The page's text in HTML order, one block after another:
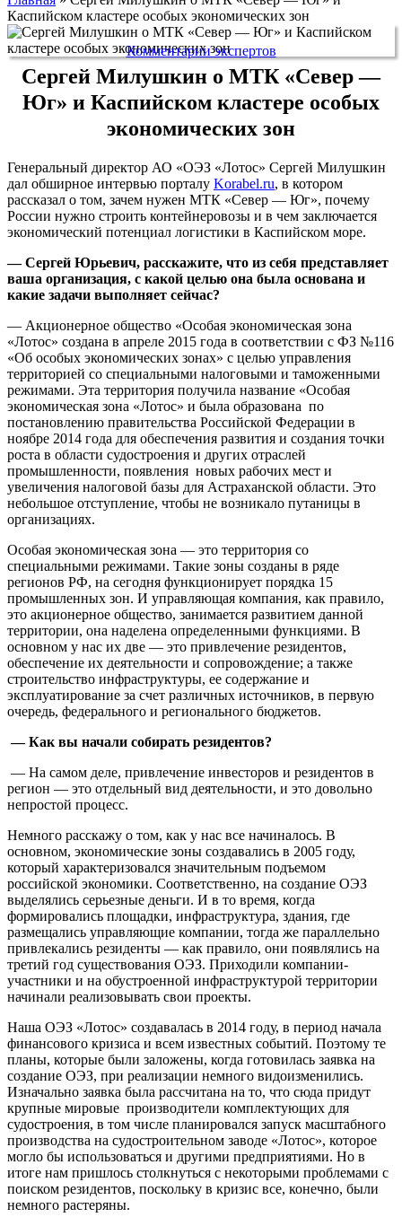
Каспийском кластере особых экономических зон
Комментарии экспертов
Сергей Милушкин о МТК «Север —
Юг» и Каспийском кластере особых
экономических зон
Генеральный директор АО «ОЭЗ «Лотос» Сергей Милушкин
дал обширное интервью порталу Korabel.ru, в котором
рассказал о том, зачем нужен МТК «Север — Юг», почему
России нужно строить контейнеровозы и в чем заключается
экономический потенциал логистики в Каспийском море.
— Сергей Юрьевич, расскажите, что из себя представляет
ваша организация, с какой целью она была основана и
какие задачи выполняет сейчас?
— Акционерное общество «Особая экономическая зона
«Лотос» создана в апреле 2015 года в соответствии с ФЗ №116
«Об особых экономических зонах» с целью управления
территорией со специальными налоговыми и таможенными
режимами. Эта территория получила название «Особая
экономическая зона «Лотос» и была образована по
постановлению правительства Российской Федерации в
ноябре 2014 года для обеспечения развития и создания точки
роста в области судостроения и других отраслей
промышленности, появления новых рабочих мест и
увеличения налоговой базы для Астраханской области. Это
небольшое отступление, чтобы не возникало путаницы в
организациях.
Особая экономическая зона — это территория со
специальными режимами. Такие зоны созданы в ряде
регионов РФ, на сегодня функционирует порядка 15
промышленных зон. И управляющая компания, как правило,
это акционерное общество, занимается развитием данной
территории, она наделена определенными функциями. В
основном у нас их две — это привлечение резидентов,
обеспечение их деятельности и сопровождение; а также
строительство инфраструктуры, ее содержание и
эксплуатирование за счет различных источников, в первую
очередь, федерального и регионального бюджетов.
— Как вы начали собирать резидентов?
— На самом деле, привлечение инвесторов и резидентов в
регион — это отдельный вид деятельности, и это довольно
непростой процесс.
Немного расскажу о том, как у нас все начиналось. В
основном, экономические зоны создавались в 2005 году,
который характеризовался значительным подъемом
российской экономики. Соответственно, на создание ОЭЗ
выделялись серьезные деньги. И в то время, когда
формировались площадки, инфраструктура, здания, где
размещались управляющие компании, тогда же параллельно
привлекались резиденты — как правило, они появлялись на
третий год существования ОЭЗ. Приходили компании-
участники и на обустроенной инфраструктурой территории
начинали реализовывать свои проекты.
Наша ОЭЗ «Лотос» создавалась в 2014 году, в период начала
финансового кризиса и всем известных событий. Поэтому те
планы, которые были заложены, когда готовилась заявка на
создание ОЭЗ, при реализации немного видоизменились.
Изначально заявка была рассчитана на то, что сюда придут
крупные мировые производители комплектующих для
судостроения, в том числе планировался запуск масштабного
производства на судостроительном заводе «Лотос», которое
могло бы использоваться и другими предприятиями. Но в
итоге нам пришлось столкнуться с некоторыми проблемами с
поиском резидентов, поскольку в кризис все, конечно, были
немного растеряны.